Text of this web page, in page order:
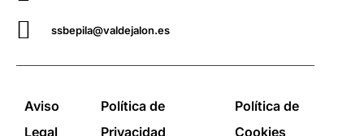
ssbepila@valdejalon.es
Aviso
Legal
Política de
Privacidad
Política de
Cookies